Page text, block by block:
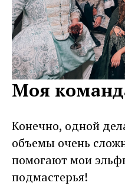
Моя
Конечно, одной
объемы очень
помогают мои
подмастерья!